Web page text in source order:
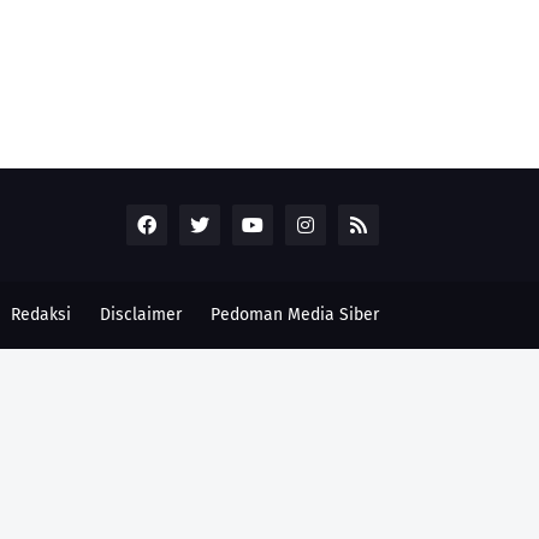
Redaksi Disclaimer Pedoman Media Siber